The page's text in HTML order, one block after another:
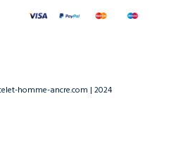
homme-ancre.com | 2024